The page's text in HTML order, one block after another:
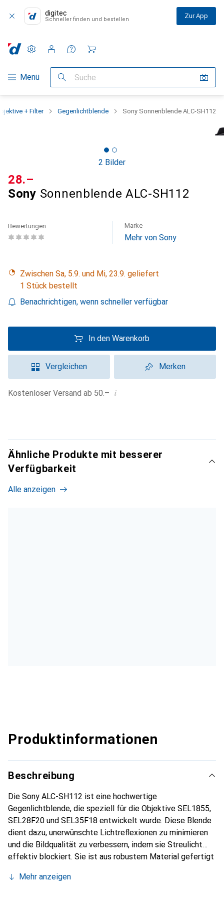
digitec
Schneller finden und bestellen Zur App
Navigation nach Kategorien
Menü Suche
Einstellungen
Kundenkonto
Vergleichslisten
Merklisten
Warenkorb
+ Filter Gegenlichtblende Sony Sonnenblende ALC-SH112
2 Bilder
Sony Sonnenblende ALC-SH112
CHF
28.–
Bewertungen Marke
Mehr von Sony
Zwischen Sa, 5.9. und Mi, 23.9. geliefert
1 Stück bestellt
Benachrichtigen, wenn schneller verfügbar
In den Warenkorb
Vergleichen Merken
Kostenloser Versand ab 50.– i
Ähnliche Produkte mit besserer
Verfügbarkeit
Alle anzeigen
Produktinformationen
Beschreibung
Die Sony ALC-SH112 ist eine hochwertige
Gegenlichtblende, die speziell für die Objektive SEL1855,
SEL28F20 und SEL35F18 entwickelt wurde. Diese Blende
dient dazu, unerwünschte Lichtreflexionen zu minimieren
und die Bildqualität zu verbessern, indem sie Streulicht
effektiv blockiert. Sie ist aus robustem Material gefertigt
die ihre Aufnahmen unter verschiedenen Lichtbedingungen
Mehr anzeigen